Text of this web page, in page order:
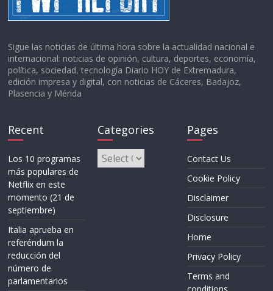
Sigue las noticias de última hora sobre la actualidad nacional e
internacional: noticias de opinión, cultura, deportes, economía,
política, sociedad, tecnología Diario HOY de Extremadura,
edición impresa y digital, con noticias de Cáceres, Badajoz,
Plasencia y Mérida
Recent
Los 10 programas
más populares de
Netflix en este
momento (21 de
septiembre)
Italia aprueba en
referéndum la
reducción del
número de
parlamentarios
Categories
Categories
Pages
Contact Us
Cookie Policy
Disclaimer
Disclosure
Home
Privacy Policy
Terms and